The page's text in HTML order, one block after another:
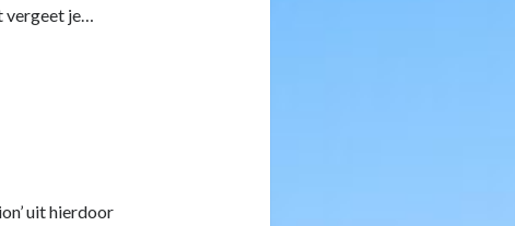
vergeet je…
uit hierdoor